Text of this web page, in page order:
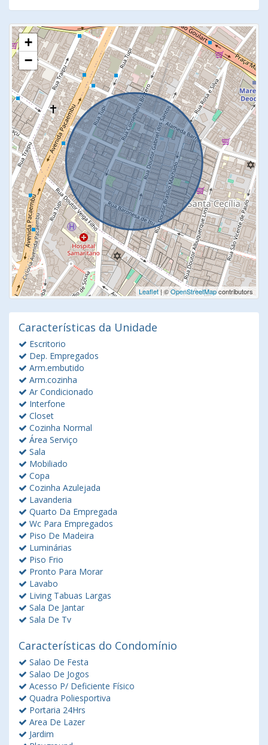
+
−
Leaflet| ©OpenStreetMapcontributors
Características da Unidade
Escritorio
Dep. Empregados
Arm.embutido
Arm.cozinha
Ar Condicionado
Interfone
Closet
Cozinha Normal
Área Serviço
Sala
Mobiliado
Copa
Cozinha Azulejada
Lavanderia
Quarto Da Empregada
Wc Para Empregados
Piso De Madeira
Luminárias
Piso Frio
Pronto Para Morar
Lavabo
Living Tabuas Largas
Sala De Jantar
Sala De Tv
Características do Condomínio
Salao De Festa
Salao De Jogos
Acesso P/ Deficiente Físico
Quadra Poliesportiva
Portaria 24Hrs
Area De Lazer
Jardim